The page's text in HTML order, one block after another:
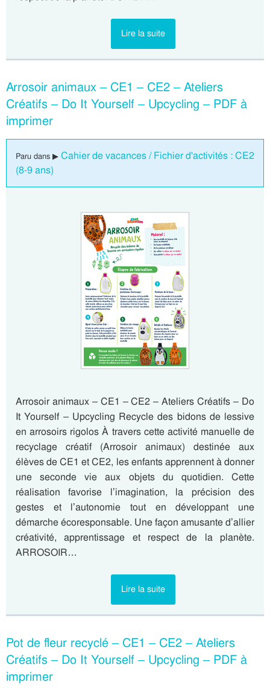
Lire la suite
Arrosoir animaux – CE1 – CE2 – Ateliers
Créatifs – Do It Yourself – Upcycling – PDF à
imprimer
Paru dans ▶ Cahier de vacances / Fichier d'activités : CE2
(8-9 ans)
Arrosoir animaux – CE1 – CE2 – Ateliers Créatifs – Do
It Yourself – Upcycling Recycle des bidons de lessive
en arrosoirs rigolos À travers cette activité manuelle de
recyclage créatif (Arrosoir animaux) destinée aux
élèves de CE1 et CE2, les enfants apprennent à donner
une seconde vie aux objets du quotidien. Cette
réalisation favorise l’imagination, la précision des
gestes et l’autonomie tout en développant une
démarche écoresponsable. Une façon amusante d’allier
créativité, apprentissage et respect de la planète.
ARROSOIR…
Lire la suite
Pot de fleur recyclé – CE1 – CE2 – Ateliers
Créatifs – Do It Yourself – Upcycling – PDF à
imprimer